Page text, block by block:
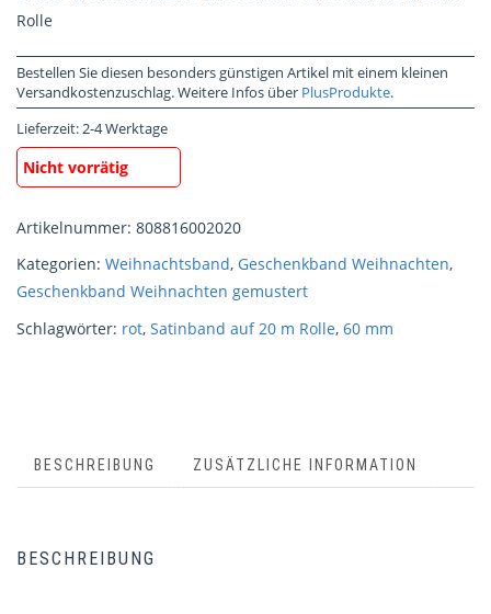
Rolle
Bestellen Sie diesen besonders günstigen Artikel mit einem kleinen
Versandkostenzuschlag. Weitere Infos über PlusProdukte.
Lieferzeit:2-4 Werktage
Nicht vorrätig
Artikelnummer: 808816002020
Kategorien: Weihnachtsband, Geschenkband Weihnachten,
Geschenkband Weihnachten gemustert
Schlagwörter: rot, Satinband auf 20 m Rolle, 60 mm
BESCHREIBUNG ZUSÄTZLICHE INFORMATION
BESCHREIBUNG